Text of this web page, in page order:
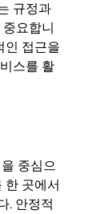
규정과
요합니
인 접근을
스를 활
중심으
한 곳에서
. 안정적